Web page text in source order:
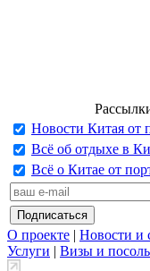
Новости Китая от
Всё об отдыхе в
Всё о Китае от
О проекте | Новости и
Услуги | Визы и